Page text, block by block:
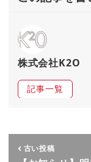
株式会社K2O
記事一覧
古い投稿